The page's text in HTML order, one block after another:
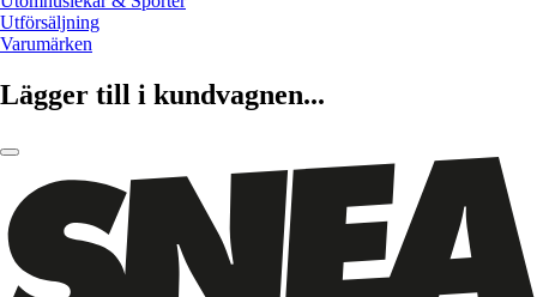
Utförsäljning
Varumärken
Lägger till i kundvagnen...